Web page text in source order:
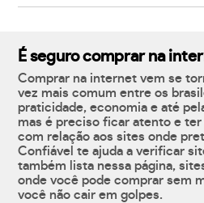
É seguro comprar na
Comprar na internet vem se
vez mais comum entre os
praticidade, economia e até
mas é preciso ficar atento e
com relação aos sites onde
Confiável te ajuda a verificar
também lista nessa página,
onde você pode comprar sem
você não cair em golpes.